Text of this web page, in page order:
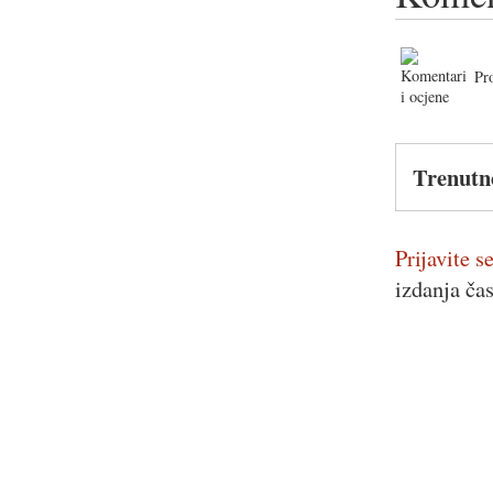
Prijavite
izdanja